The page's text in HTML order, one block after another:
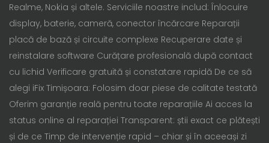
Realme, Nokia și altele. Serviciile noastre includ: Înlocuire
display, baterie, cameră, conector încărcare Reparații
placă de bază și circuite complexe Recuperare date și
reinstalare software Curățare profesională după contact
cu lichid Verificare gratuită și constatare rapidă De ce să
alegi iFix Timișoara: Folosim doar piese de calitate testată
Oferim garanție reală pentru toate reparațiile Ai acces la
status online al reparației Transparent: știi exact ce plătești
și de ce Timp de intervenție rapid – chiar și în aceeași zi